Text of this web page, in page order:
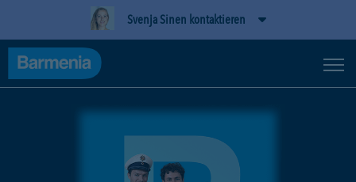
Svenja Sinen kontaktieren